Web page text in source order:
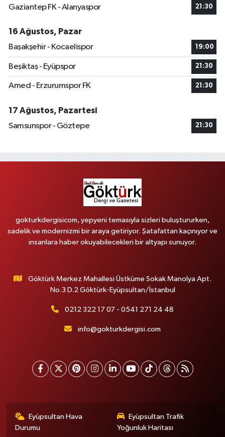
Gaziantep FK - Alanyaspor 21:30
16 Ağustos, Pazar
Başakşehir - Kocaelispor
19:00
Beşiktaş - Eyüpspor 21:30
Amed - Erzurumspor FK 21:30
17 Ağustos, Pazartesi
Samsunspor - Göztepe
21:30
gokturkdergisicom, yepyeni temasıyla sizleri buluştururken,
sadelik ve modernizmi bir araya getiriyor. Şatafattan kaçınıyor ve
insanlara haber okuyabilecekleri bir altyapı sunuyor.
Göktürk Merkez Mahallesi Üstküme Sokak Manolya Apt.
No.3 D.2 Göktürk-Eyüpsultan/İstanbul
0212 322 17 07 - 0541 271 24 48
info@gokturkdergisi.com
Eyüpsultan Hava
Durumu
Eyüpsultan Trafik
Yoğunluk Haritası